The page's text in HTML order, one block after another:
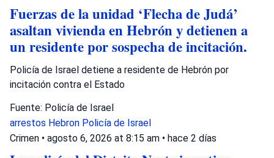
Fuerzas de la unidad ‘Flecha de Judá’
asaltan vivienda en Hebrón y detienen a
un residente por sospecha de incitación.
Policía de Israel detiene a residente de Hebrón por
incitación contra el Estado
Fuente: Policía de Israel
arrestos Hebron Policía de Israel
Crimen • agosto 6, 2026 at 8:15 am • hace 2 días